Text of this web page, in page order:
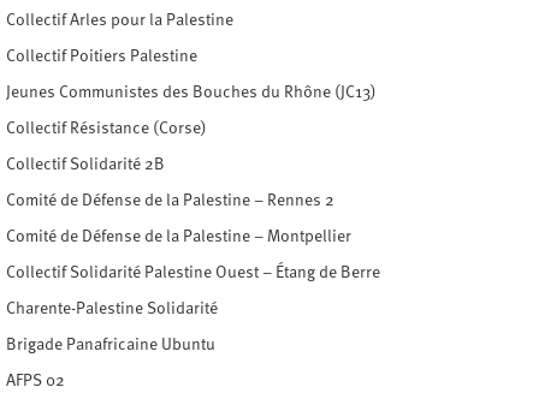
Collectif Arles pour la Palestine
Collectif Poitiers Palestine
Jeunes Communistes des Bouches du Rhône (JC13)
Collectif Résistance (Corse)
Collectif Solidarité 2B
Comité de Défense de la Palestine – Rennes 2
Comité de Défense de la Palestine – Montpellier
Collectif Solidarité Palestine Ouest – Étang de Berre
Charente-Palestine Solidarité
Brigade Panafricaine Ubuntu
AFPS 02